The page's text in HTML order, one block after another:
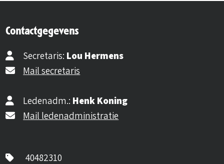
Contactgegevens
Secretaris: Lou Hermens
Mail secretaris
Ledenadm.: Henk Koning
Mail ledenadministratie
40482310